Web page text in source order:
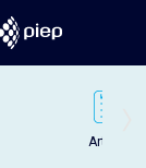
Artigos